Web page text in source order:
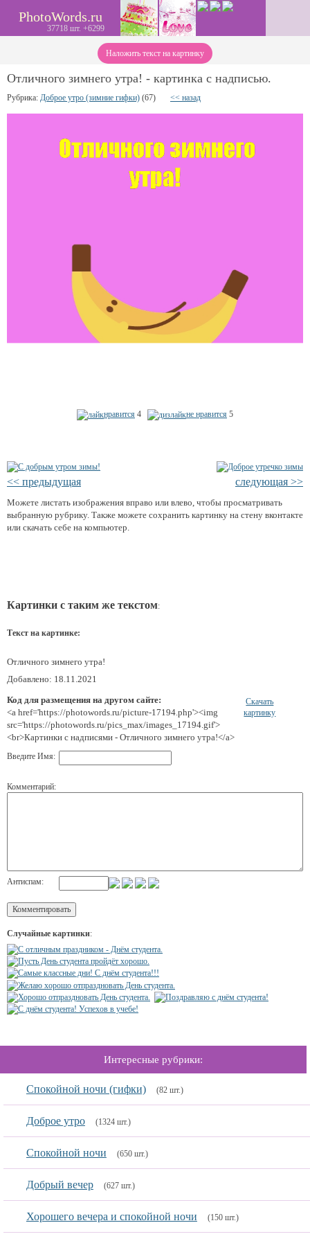
PhotoWords.ru
37718 шт. +6299
Наложить текст на картинку
Отличного зимнего утра! - картинка с надписью.
Рубрика: Доброе утро (зимние гифки) (67) << назад
нравится 4 не нравится 5
<< предыдущая следующая >>
Можете листать изображения вправо или влево, чтобы просматривать
выбранную рубрику. Также можете сохранить картинку на стену вконтакте
или скачать себе на компьютер.
Картинки с таким же текстом:
Текст на картинке:
Отличного зимнего утра!
Добавлено: 18.11.2021
Код для размещения на другом сайте:
<a href='https://photowords.ru/picture-17194.php'><img
src='https://photowords.ru/pics_max/images_17194.gif'>
<br>Картинки с надписями - Отличного зимнего утра!</a>
Скачать
картинку
Введите Имя:
Комментарий:
Антиспам:
Случайные картинки:
Интересные рубрики:
Спокойной ночи (гифки) (82 шт.)
Доброе утро (1324 шт.)
Спокойной ночи (650 шт.)
Добрый вечер (627 шт.)
Хорошего вечера и спокойной ночи (150 шт.)